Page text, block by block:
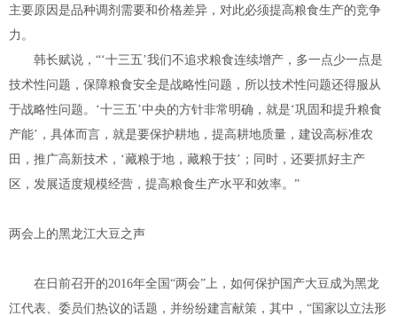
主要原因是品种调剂需要和价格差异，对此必须提高粮食生产的竞争
力。
韩长赋说，“‘十三五’我们不追求粮食连续增产，多一点少一点是
技术性问题，保障粮食安全是战略性问题，所以技术性问题还得服从
于战略性问题。‘十三五’中央的方针非常明确，就是‘巩固和提升粮食
产能’，具体而言，就是要保护耕地，提高耕地质量，建设高标准农
田，推广高新技术，‘藏粮于地，藏粮于技’；同时，还要抓好主产
区，发展适度规模经营，提高粮食生产水平和效率。”
两会上的黑龙江大豆之声
在日前召开的2016年全国“两会”上，如何保护国产大豆成为黑龙
江代表、委员们热议的话题，并纷纷建言献策，其中，“国家以立法形